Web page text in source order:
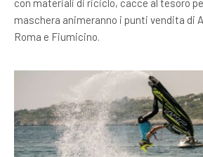
con materiali di riciclo, cacce al tesoro
maschera animeranno i punti vendita di
Roma e Fiumicino.